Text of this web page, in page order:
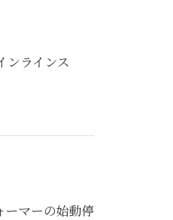
ンラインス
ーマーの始動停